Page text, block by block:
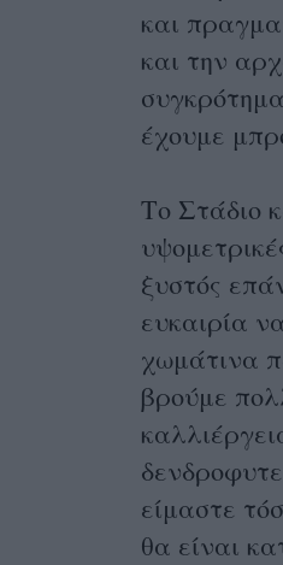
και
και την
έχουμε
Το Στάδιο
ξυστός
ευκαιρία
χωμάτινα
βρούμε
είμαστε
θα είναι